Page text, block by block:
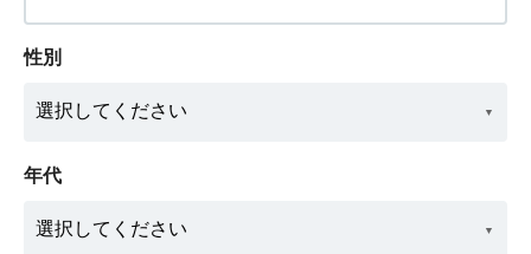
性別
年代